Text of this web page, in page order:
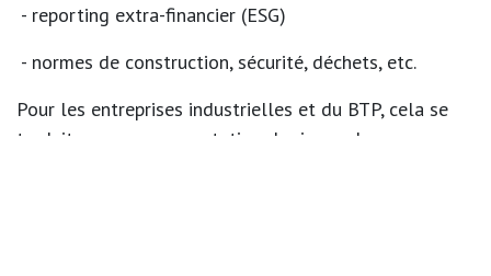
- reporting extra-financier (ESG)
- normes de construction, sécurité, déchets, etc.
Pour les entreprises industrielles et du BTP, cela se
traduit par une
augmentation du risque de non-